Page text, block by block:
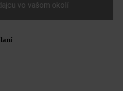
vo vašom okolí